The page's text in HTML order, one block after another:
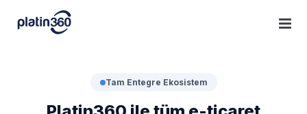
Tam Entegre Ekosistem